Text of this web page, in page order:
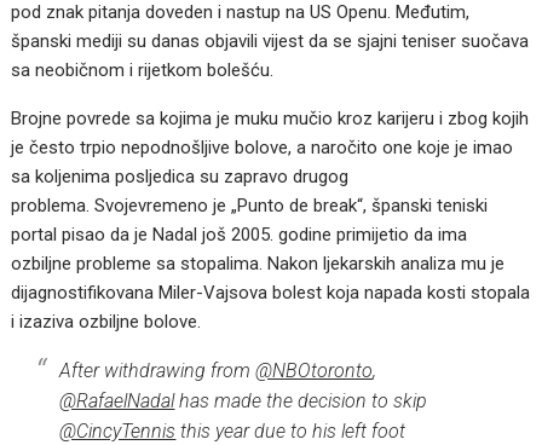
pod znak pitanja doveden i nastup na US Openu. Međutim,
španski mediji su danas objavili vijest da se sjajni teniser suočava
sa neobičnom i rijetkom bolešću.
Brojne povrede sa kojima je muku mučio kroz karijeru i zbog kojih
je često trpio nepodnošljive bolove, a naročito one koje je imao
sa koljenima posljedica su zapravo drugog
problema. Svojevremeno je „Punto de break“, španski teniski
portal pisao da je Nadal još 2005. godine primijetio da ima
ozbiljne probleme sa stopalima. Nakon ljekarskih analiza mu je
dijagnostifikovana Miler-Vajsova bolest koja napada kosti stopala
i izaziva ozbiljne bolove.
After withdrawing from@NBOtoronto,
@RafaelNadalhas made the decision to skip
@CincyTennis this year due to his left foot